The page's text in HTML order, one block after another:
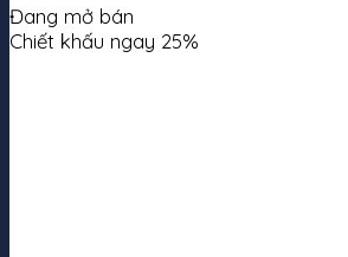
Đang mở bán
Chiết khấu ngay 25%